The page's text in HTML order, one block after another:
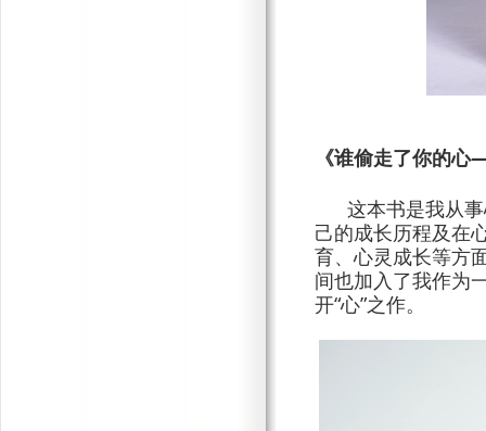
《谁偷走了你的
这本书是我从
己的成长历程及在
育、心灵成长等方
间也加入了我作为
开“心”之作。